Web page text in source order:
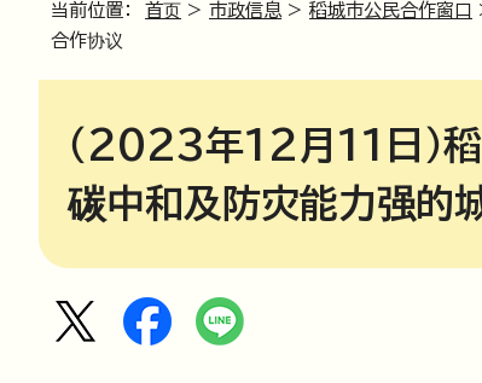
当前位置： 首页 > 市政信息 > 稻城市公民合作窗口
合作协议
（2023年12月11日）
碳中和及防灾能力强的